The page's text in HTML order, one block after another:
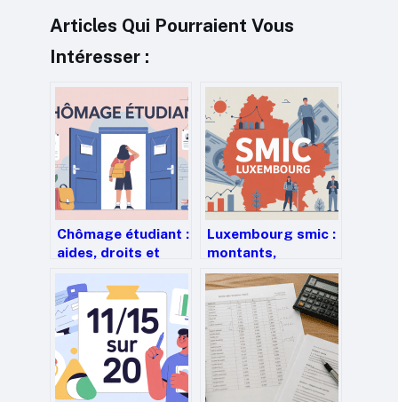
Articles Qui Pourraient Vous
Intéresser :
Chômage étudiant :
aides, droits et
concrètes pour
s’en sortir
Luxembourg smic :
montants,
conditions et
réalités du salaire
minimum